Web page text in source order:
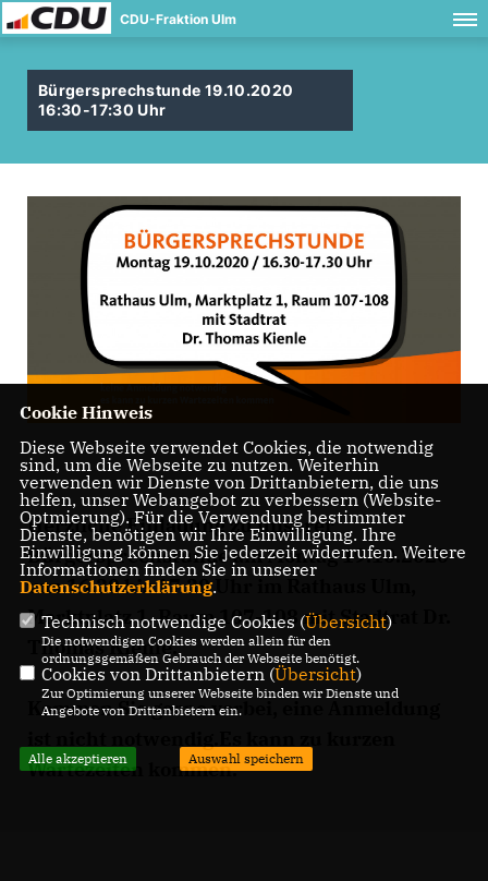
CDU-Fraktion Ulm
Bürgersprechstunde 19.10.2020
16:30-17:30 Uhr
Herzliche Einladung zu unserer
Bürgersprechstunde am Montag 19.10.2020
von 16.30 bis 17.30 Uhr im Rathaus Ulm,
Marktplatz 1, Raum 107-108 mit Stadtrat Dr.
Thomas Kienle.
Kommen Sie gerne vorbei, eine Anmeldung
Wartezeiten kommen.
Cookie Hinweis
Diese Webseite verwendet Cookies, die notwendig
sind, um die Webseite zu nutzen. Weiterhin
verwenden wir Dienste von Drittanbietern, die uns
helfen, unser Webangebot zu verbessern (Website-
Optmierung). Für die Verwendung bestimmter
Dienste, benötigen wir Ihre Einwilligung. Ihre
Einwilligung können Sie jederzeit widerrufen. Weitere
Informationen finden Sie in unserer
Datenschutzerklärung.
Technisch notwendige Cookies (Übersicht)
Die notwendigen Cookies werden allein für den
ordnungsgemäßen Gebrauch der Webseite benötigt.
Cookies von Drittanbietern (Übersicht)
Zur Optimierung unserer Webseite binden wir Dienste und
Angebote von Drittanbietern ein.
Alle akzeptieren Auswahl speichern